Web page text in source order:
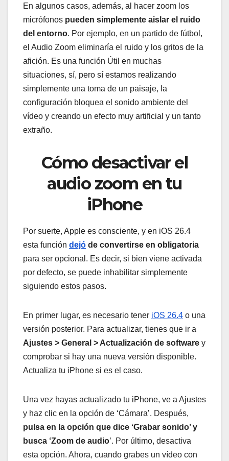
En algunos casos, además, al hacer zoom los
micrófonos pueden simplemente aislar el ruido
del entorno. Por ejemplo, en un partido de fútbol,
el Audio Zoom eliminaría el ruido y los gritos de la
afición. Es una función Útil en muchas
situaciones, sí, pero sí estamos realizando
simplemente una toma de un paisaje, la
configuración bloquea el sonido ambiente del
vídeo y creando un efecto muy artificial y un tanto
extraño.
Cómo desactivar el
audio zoom en tu
iPhone
Por suerte, Apple es consciente, y en iOS 26.4
esta función dejó de convertirse en obligatoria
para ser opcional. Es decir, si bien viene activada
por defecto, se puede inhabilitar simplemente
siguiendo estos pasos.
En primer lugar, es necesario tener iOS 26.4 o una
versión posterior. Para actualizar, tienes que ir a
Ajustes > General > Actualización de software y
comprobar si hay una nueva versión disponible.
Actualiza tu iPhone si es el caso.
Una vez hayas actualizado tu iPhone, ve a Ajustes
y haz clic en la opción de ‘Cámara’. Después,
pulsa en la opción que dice ‘Grabar sonido’ y
busca ‘Zoom de audio’. Por último, desactiva
esta opción. Ahora, cuando grabes un vídeo con